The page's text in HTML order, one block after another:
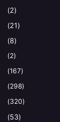
(2)
(21)
(8)
(2)
(167)
(298)
(320)
(53)